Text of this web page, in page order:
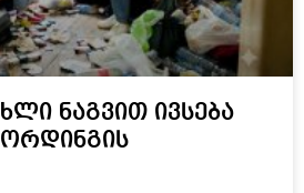
ნაგვით ივსება